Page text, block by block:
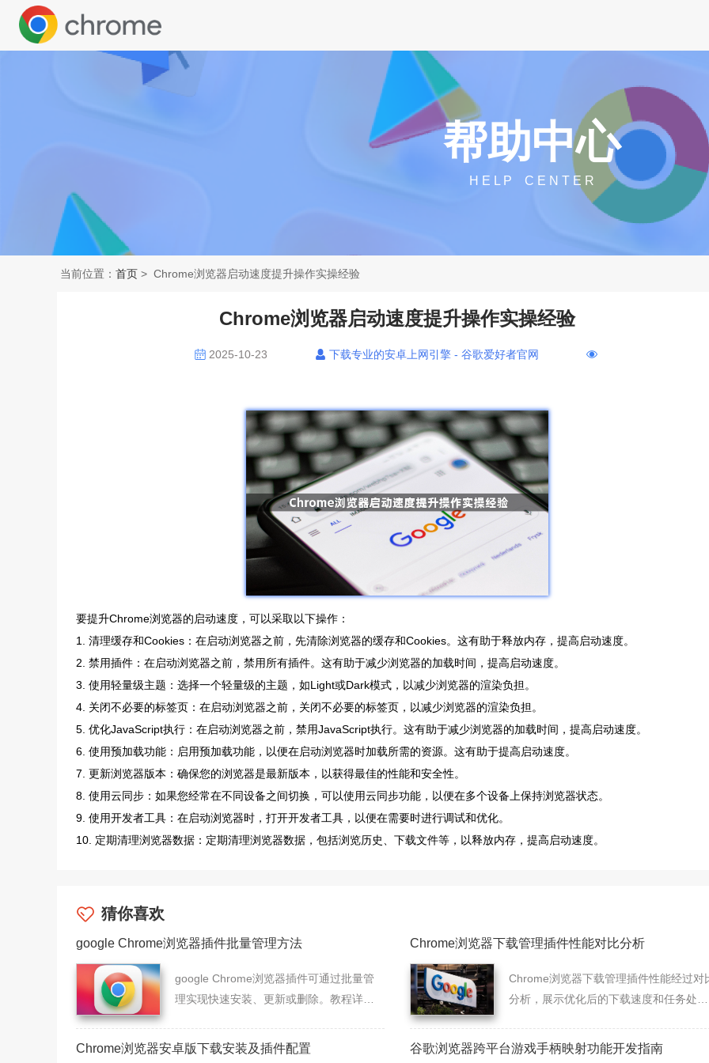
帮助中心
H E L P C E N T E R
当前位置： 首页 > Chrome浏览器启动速度提升操作实操经验
Chrome浏览器启动速度提升操作实操经验
2025-10-23 下载专业的安卓上网引擎 - 谷歌爱好者官网
要提升Chrome浏览器的启动速度，可以采取以下操作：
1. 清理缓存和Cookies：在启动浏览器之前，先清除浏览器的缓存和Cookies。这有助于释放内存，提高启动速度。
2. 禁用插件：在启动浏览器之前，禁用所有插件。这有助于减少浏览器的加载时间，提高启动速度。
3. 使用轻量级主题：选择一个轻量级的主题，如Light或Dark模式，以减少浏览器的渲染负担。
4. 关闭不必要的标签页：在启动浏览器之前，关闭不必要的标签页，以减少浏览器的渲染负担。
5. 优化JavaScript执行：在启动浏览器之前，禁用JavaScript执行。这有助于减少浏览器的加载时间，提高启动速度。
6. 使用预加载功能：启用预加载功能，以便在启动浏览器时加载所需的资源。这有助于提高启动速度。
7. 更新浏览器版本：确保您的浏览器是最新版本，以获得最佳的性能和安全性。
8. 使用云同步：如果您经常在不同设备之间切换，可以使用云同步功能，以便在多个设备上保持浏览器状态。
9. 使用开发者工具：在启动浏览器时，打开开发者工具，以便在需要时进行调试和优化。
10. 定期清理浏览器数据：定期清理浏览器数据，包括浏览历史、下载文件等，以释放内存，提高启动速度。
猜你喜欢
google Chrome浏览器插件批量管理方法
google Chrome浏览器插件可通过批量管
理实现快速安装、更新或删除。教程详细
Chrome浏览器下载管理插件性能对比分析
Chrome浏览器下载管理插件性能经过对
分析，展示优化后的下载速度和任务处理
Chrome浏览器安卓版下载安装及插件配置 谷歌浏览器跨平台游戏手柄映射功能开发指南